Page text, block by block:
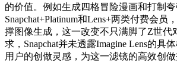
的价值。例如生成四格冒险漫画和打制
Snapchat+Platinum和Lens+两类付费会员
撑图像生成，这一改变不只满脚了Z世代
求，Snapchat并未透露Imagine Lens的具
用户的创做灵感，为这一滤镜的高效创做